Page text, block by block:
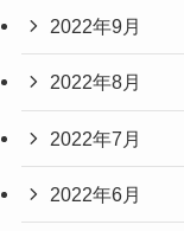
2022年9月
2022年8月
2022年7月
2022年6月